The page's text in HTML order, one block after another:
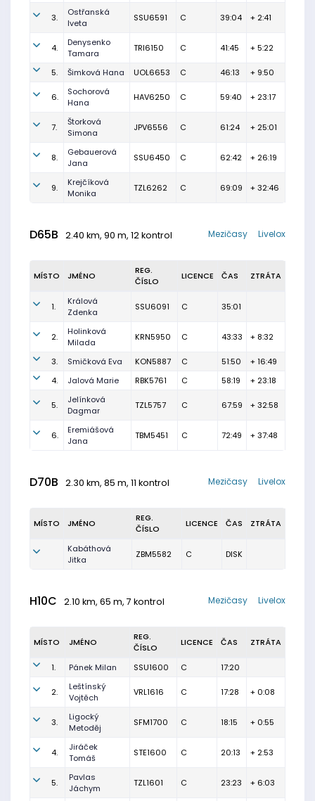
3.
Ostřanská
Iveta
SSU6591 C 39:04 + 2:41
4.
Denysenko
Tamara
TRI6150 C 41:45 + 5:22
5. Šimková Hana UOL6653 C 46:13 + 9:50
6.
Sochorová
Hana
HAV6250 C 59:40 + 23:17
7.
Štorková
Simona
JPV6556 C 61:24 + 25:01
8.
Gebauerová
Jana
SSU6450 C 62:42 + 26:19
9.
Krejčíková
Monika
TZL6262 C 69:09 + 32:46
D65B 2.40 km, 90 m, 12 kontrol Livelox
Mezičasy
MÍSTO JMÉNO
REG.
ČÍSLO
LICENCE ČAS ZTRÁTA
1.
Králová
Zdenka
SSU6091 C 35:01
2.
Holinková
Milada
KRN5950 C 43:33 + 8:32
3. Smičková Eva KON5887 C 51:50
+ 16:49
4.
Jalová Marie RBK5761 C 58:19 + 23:18
5.
Jelínková
Dagmar
TZL5757 C 67:59 + 32:58
6.
Eremiášová
Jana
TBM5451 C 72:49 + 37:48
D70B 2.30 km, 85 m, 11 kontrol Livelox
Mezičasy
MÍSTO JMÉNO
REG.
ČÍSLO
LICENCE ČAS ZTRÁTA
Kabáthová
Jitka
ZBM5582 C DISK
H10C 2.10 km, 65 m, 7 kontrol Livelox
Mezičasy
MÍSTO JMÉNO
REG.
ČÍSLO
LICENCE ČAS ZTRÁTA
1. Pánek Milan SSU1600 C 17:20
2.
Leštínský
Vojtěch
VRL1616 C 17:28 + 0:08
3.
Ligocký
Metoděj
SFM1700 C 18:15 + 0:55
4.
Jiráček
Tomáš
STE1600 C 20:13 + 2:53
5.
Pavlas
Jáchym
TZL1601 C 23:23 + 6:03